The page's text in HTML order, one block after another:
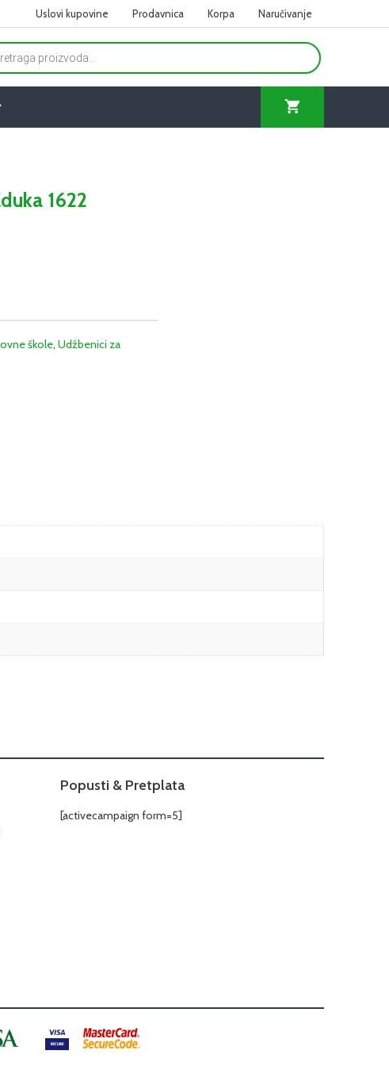
Uslovi kupovine Prodavnica Korpa Naručivanje
1622
škole,Udžbenici za
Popusti & Pretplata
[activecampaign form=5]